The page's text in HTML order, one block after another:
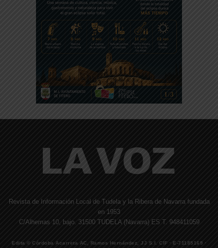
Revista de Información Local de Tudela y la Ribera de Navarra fundada
en 1953
C/Alhemas 10, bajo. 31500 TUDELA (Navarra) ES T. 948411059
Edita © Córdoba Acarreta AC, Ramos Hernández, JJ S.I. CIF · E-71185169 ·